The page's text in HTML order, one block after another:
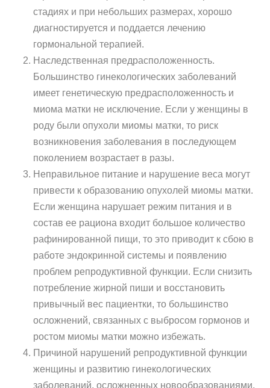
стадиях и при небольших размерах, хорошо
диагностируется и поддается лечению
гормональной терапией.
Наследственная предрасположенность.
Большинство гинекологических заболеваний
имеет генетическую предрасположенность и
миома матки не исключение. Если у женщины в
роду были опухоли миомы матки, то риск
возникновения заболевания в последующем
поколением возрастает в разы.
Неправильное питание и нарушение веса могут
привести к образованию опухолей миомы матки.
Если женщина нарушает режим питания и в
состав ее рациона входит большое количество
рафинированной пищи, то это приводит к сбою в
работе эндокринной системы и появлению
проблем репродуктивной функции. Если снизить
потребление жирной пиши и восстановить
привычный вес пациентки, то большинство
осложнений, связанных с выбросом гормонов и
ростом миомы матки можно избежать.
Причиной нарушений репродуктивной функции
женщины и развитию гинекологических
заболеваний, осложненных новообразованиями,